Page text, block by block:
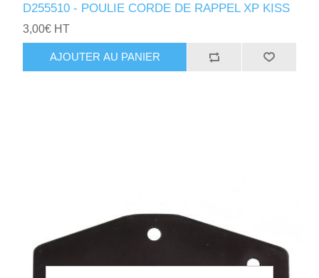
D255510 - POULIE CORDE DE RAPPEL XP KISS
3,00€ HT
AJOUTER AU PANIER